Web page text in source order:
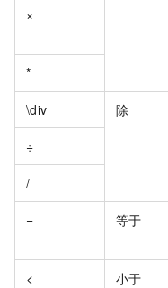
×
*
\div 除
÷
/
= 等于
< 小于